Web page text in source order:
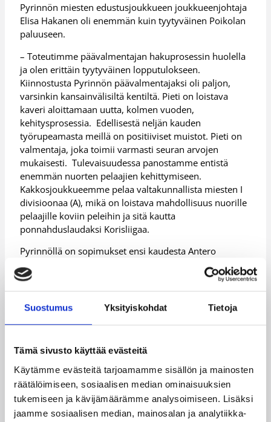
Suostumus Yksityiskohdat Tietoja
Tämä sivusto käyttää evästeitä
Käytämme evästeitä tarjoamamme sisällön ja mainosten
räätälöimiseen, sosiaalisen median ominaisuuksien
tukemiseen ja kävijämäärämme analysoimiseen. Lisäksi
jaamme sosiaalisen median, mainosalan ja analytiikka-
Pyrinnön miesten edustusjoukkueen joukkueenjohtaja
Elisa Hakanen oli enemmän kuin tyytyväinen Poikolan
paluuseen.
– Toteutimme päävalmentajan hakuprosessin huolella
ja olen erittäin tyytyväinen lopputulokseen.
Kiinnostusta Pyrinnön päävalmentajaksi oli paljon,
varsinkin kansainvälisiltä kentiltä. Pieti on loistava
kaveri aloittamaan uutta, kolmen vuoden,
kehitysprosessia. Edellisestä neljän kauden
työrupeamasta meillä on positiiviset muistot. Pieti on
valmentaja, joka toimii varmasti seuran arvojen
mukaisesti. Tulevaisuudessa panostamme entistä
enemmän nuorten pelaajien kehittymiseen.
Kakkosjoukkueemme pelaa valtakunnallista miesten I
divisioonaa (A), mikä on loistava mahdollisuus nuorille
pelaajille koviin peleihin ja sitä kautta
ponnahduslaudaksi Korisliigaa.
Pyrinnöllä on sopimukset ensi kaudesta Antero
Lehdon, Damon Williamsin, Topias Palmin, Ville
Pekkolan, Osku Heinosen ja Michael Myllyniemen sekä
Korihaista kasvattajaseuraansa palaavan Petri
Heinosen kanssa.
Lisätiedot:Tampereen Pyrinnön nettisivut
Kategoriat